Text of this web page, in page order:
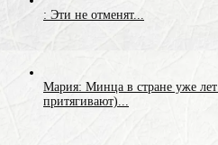
: Эти не отменят...
Мария: Минца в стране уже лет
притягивают)...